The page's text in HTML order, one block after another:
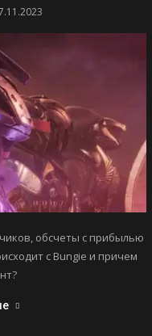
обсчеты с прибылью
с Bungie и причем